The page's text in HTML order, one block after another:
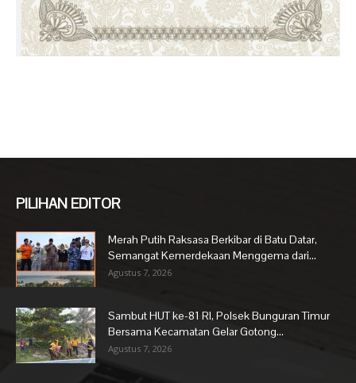
PILIHAN EDITOR
Merah Putih Raksasa Berkibar di Batu Datar,
Semangat Kemerdekaan Menggema dari...
Agustus 7, 2026
Sambut HUT ke-81 RI, Polsek Bunguran Timur
Bersama Kecamatan Gelar Gotong...
Agustus 7, 2026